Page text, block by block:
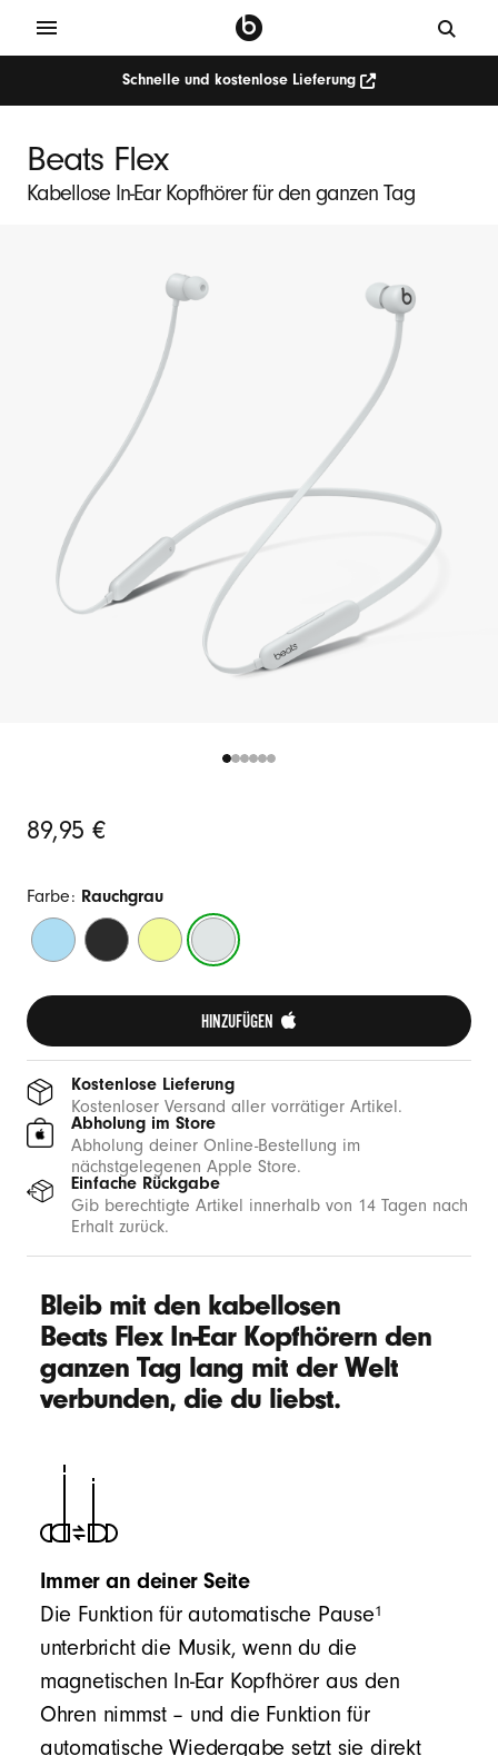
Schnelle und kostenlose Lieferung
Beats Flex
Kabellose In-Ear Kopfhörer für den ganzen Tag
Original
Price
89,95 €
Farbe: Rauchgrau
Flammenblau
Beats
Black
YuzugelbRauchgrau
HINZUFÜGEN
Kostenlose Lieferung
Kostenloser Versand aller vorrätiger Artikel.
Abholung im Store
Abholung deiner Online-Bestellung im
nächstgelegenen Apple Store.
Einfache Rückgabe
Gib berechtigte Artikel innerhalb von 14 Tagen nach
Erhalt zurück.
Bleib mit den kabellosen
Beats Flex In-Ear Kopfhörern den
ganzen Tag lang mit der Welt
verbunden, die du liebst.
Immer an deiner Seite
Die Funktion für automatische Pause1
unterbricht die Musik, wenn du die
magnetischen In-Ear Kopfhörer aus den
Ohren nimmst – und die Funktion für
automatische Wiedergabe setzt sie direkt